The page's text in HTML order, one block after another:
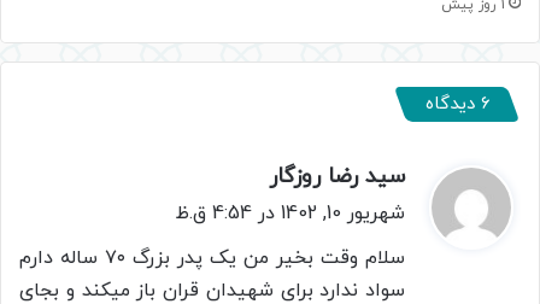
1 روز پیش
6 دیدگاه
سید رضا روزگار
ف
:
شهریور 10, 1402 در 4:54 ق.ظ
سلام وقت بخیر من یک پدر بزرگ ۷۰ ساله دارم
سواد ندارد برای شهیدان قران باز میکند و بجای